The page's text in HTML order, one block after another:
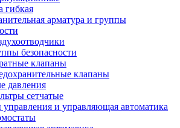
гибкая
арматура и группы
безопасности
клапаны
клапаны
давления
сетчатые
и управляющая автоматика